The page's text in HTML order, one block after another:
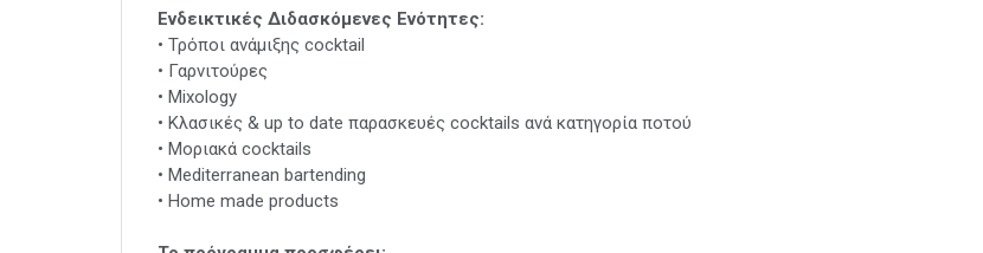
Ενδεικτικές Διδασκόμενες Ενότητες:
• Τρόποι ανάμιξης cocktail
• Γαρνιτούρες
• Mixology
• Κλασικές & up to date παρασκευές cocktails ανά κατηγορία ποτού
• Μοριακά cocktails
• Μediterranean bartending
• Home made products